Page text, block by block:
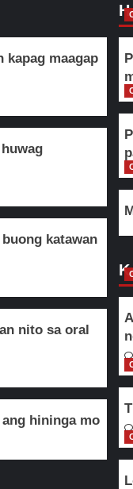
kapag maagap
katawan
nito sa oral
hininga mo